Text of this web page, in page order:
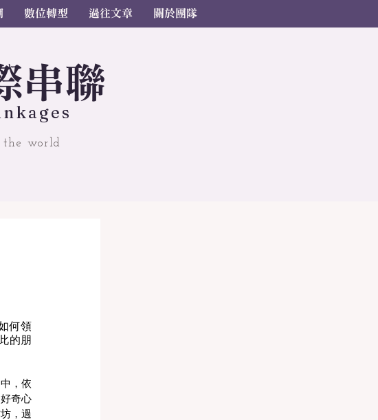
數位轉型 過往文章 關於團隊
串聯
the world
的朋
奇心
，過